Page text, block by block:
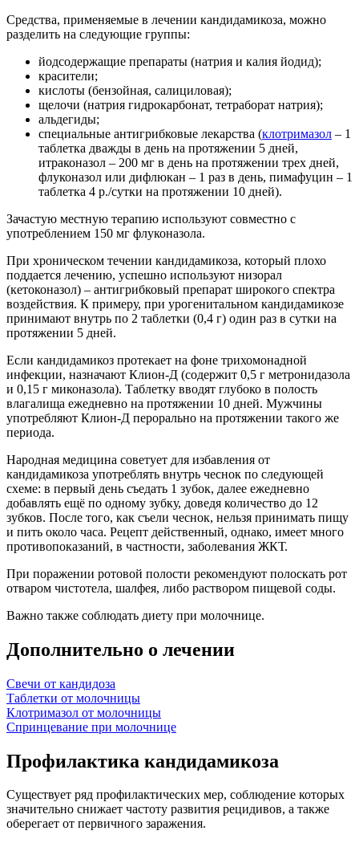
Средства, применяемые в лечении кандидамикоза, можно
разделить на следующие группы:
йодсодержащие препараты (натрия и калия йодид);
красители;
кислоты (бензойная, салициловая);
щелочи (натрия гидрокарбонат, тетраборат натрия);
альдегиды;
специальные антигрибковые лекарства (клотримазол – 1
таблетка дважды в день на протяжении 5 дней,
итраконазол – 200 мг в день на протяжении трех дней,
флуконазол или дифлюкан – 1 раз в день, пимафуцин – 1
таблетка 4 р./сутки на протяжении 10 дней).
Зачастую местную терапию используют совместно с
употреблением 150 мг флуконазола.
При хроническом течении кандидамикоза, который плохо
поддается лечению, успешно используют низорал
(кетоконазол) – антигрибковый препарат широкого спектра
воздействия. К примеру, при урогенитальном кандидамикозе
принимают внутрь по 2 таблетки (0,4 г) один раз в сутки на
протяжении 5 дней.
Если кандидамикоз протекает на фоне трихомонадной
инфекции, назначают Клион-Д (содержит 0,5 г метронидазола
и 0,15 г миконазола). Таблетку вводят глубоко в полость
влагалища ежедневно на протяжении 10 дней. Мужчины
употребляют Клион-Д перорально на протяжении такого же
периода.
Народная медицина советует для избавления от
кандидамикоза употреблять внутрь чеснок по следующей
схеме: в первый день съедать 1 зубок, далее ежедневно
добавлять ещё по одному зубку, доведя количество до 12
зубков. После того, как съели чеснок, нельзя принимать пищу
и пить около часа. Рецепт действенный, однако, имеет много
противопоказаний, в частности, заболевания ЖКТ.
При поражении ротовой полости рекомендуют полоскать рот
отваром чистотела, шалфея, либо раствором пищевой соды.
Важно также соблюдать диету при молочнице.
Дополнительно о лечении
Свечи от кандидоза
Таблетки от молочницы
Клотримазол от молочницы
Спринцевание при молочнице
Профилактика кандидамикоза
Существует ряд профилактических мер, соблюдение которых
значительно снижает частоту развития рецидивов, а также
оберегает от первичного заражения.